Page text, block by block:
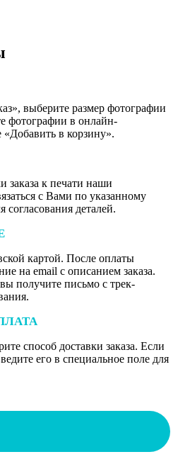
выберите размер фотографии
фотографии в онлайн-
в корзину».
заказа к печати наши
с Вами по указанному
согласования деталей.
картой. После оплаты
на email с описанием заказа.
получите письмо с трек-
способ доставки заказа. Если
его в специальное поле для